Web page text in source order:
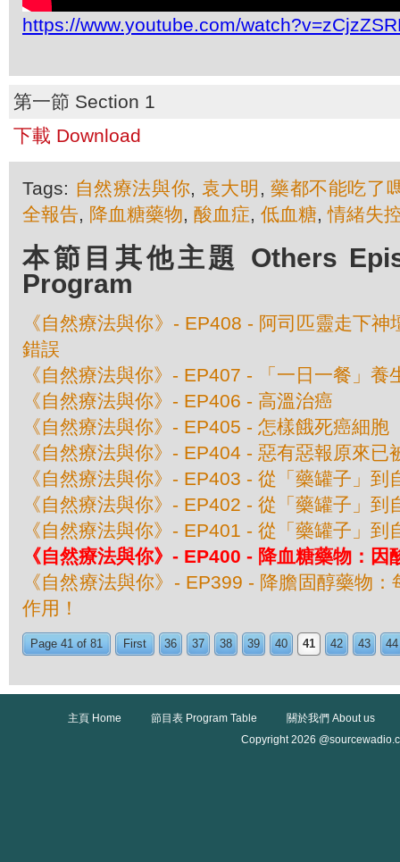
https://www.youtube.com/
第一節 Section 1
下載 Download
Tags: 自然療法與你, 袁大明 ,藥都不能吃了
全報告, 降血糖藥物, 酸血症, 低血糖,情緒失
本節目其他主題 Others
Program
《自然療法與你》- EP408 - 阿司匹靈走下
錯誤
《自然療法與你》- EP407 - 「一日一餐」養
《自然療法與你》- EP406 - 高溫治癌
《自然療法與你》- EP405 - 怎樣餓死癌細胞
《自然療法與你》- EP404 - 惡有惡報原來已
《自然療法與你》- EP403 - 從「藥罐子」到
《自然療法與你》- EP402 - 從「藥罐子」到
《自然療法與你》- EP401 - 從「藥罐子」到
《自然療法與你》- EP400 - 降血糖藥物：因
《自然療法與你》- EP399 - 降膽固醇藥物
作用！
Page 41 of 81 First 36 37 38 39 40 41 42 43 44
主頁 Home 節目表 Program Table
關於我們 About us
Copyright 2026